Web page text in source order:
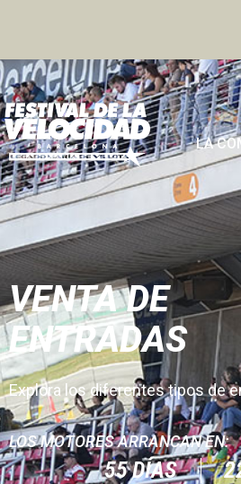
LA
VENTA DE
ENTRADAS
Explora los diferentes tipos de
LOS MOTORES ARRANCAN EN:
55DÍAS